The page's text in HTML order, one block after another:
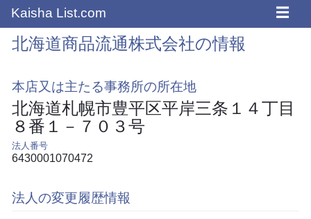
Kaisha List.com ☰
北海道商品流通株式会社の情報
本店又は主たる事務所の所在地
北海道札幌市豊平区平岸三条１４丁目
８番１－７０３号
法人番号
6430001070472
法人の変更履歴情報